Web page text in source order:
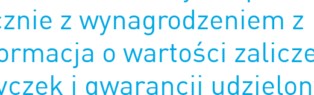
z wynagrodzeniem z
o wartości
i gwarancji